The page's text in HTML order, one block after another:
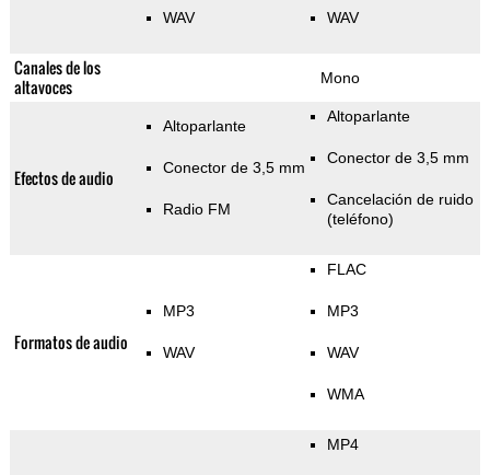
WAV WAV
Canales de los
altavoces
Mono
Efectos de audio
Altoparlante
Conector de 3,5 mm
Radio FM
Altoparlante
Conector de 3,5 mm
Cancelación de ruido
(teléfono)
Formatos de audio
MP3
WAV
FLAC
MP3
WAV
WMA
MP4